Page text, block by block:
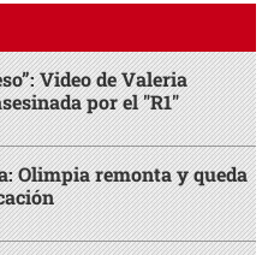
Video de Valeria
por el "R1"
Olimpia remonta y queda